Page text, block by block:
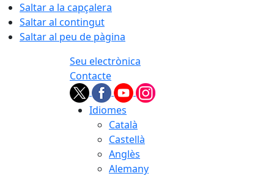
Saltar a la capçalera
Saltar al contingut
Saltar al peu de pàgina
Seu electrònica
Contacte
Idiomes
Català
Castellà
Anglès
Alemany